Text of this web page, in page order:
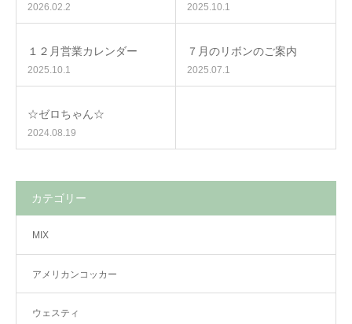
2026.02.2 2025.10.1
１２月営業カレンダー
2025.10.1
７月のリボンのご案内
2025.07.1
☆ゼロちゃん☆
2024.08.19
カテゴリー
MIX
アメリカンコッカー
ウェスティ